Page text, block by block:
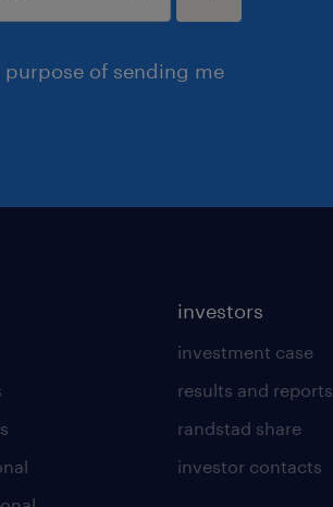
of sending me
investors
investment case
results and reports
randstad share
investor contacts